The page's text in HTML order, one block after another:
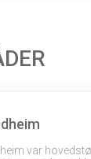
var